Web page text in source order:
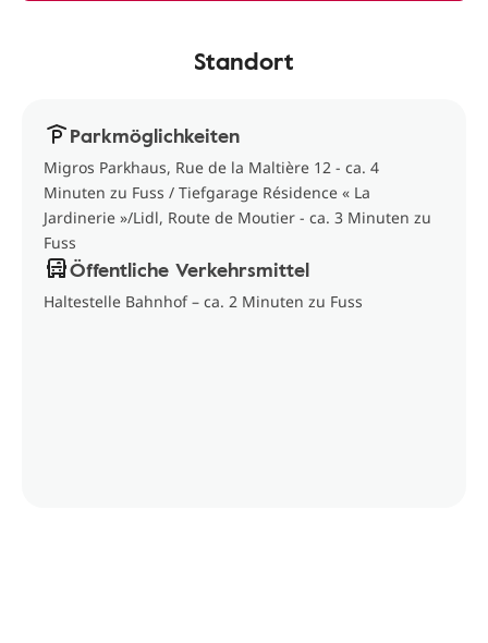
Standort
Parkmöglichkeiten
Migros Parkhaus, Rue de la Maltière 12 - ca. 4
Minuten zu Fuss / Tiefgarage Résidence « La
Jardinerie »/Lidl, Route de Moutier - ca. 3 Minuten zu
Fuss
Öffentliche Verkehrsmittel
Haltestelle Bahnhof – ca. 2 Minuten zu Fuss